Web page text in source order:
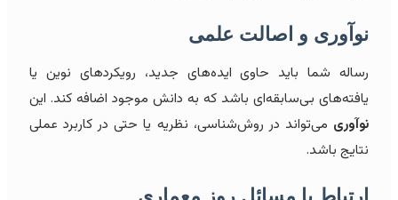
نوآوری و اصالت علمی
رساله شما باید حاوی ایده‌های جدید، رویکردهای نوین یا
یافته‌های بی‌سابقه‌ای باشد که به دانش موجود اضافه کند. این
نوآوریمی‌تواند در روش‌شناسی، نظریه یا حتی در کاربرد عملی
نتایج باشد.